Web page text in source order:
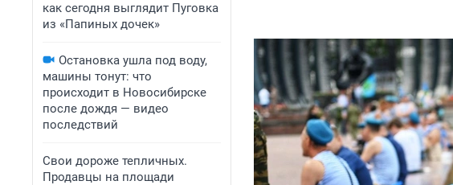
как сегодня выглядит Пуговка
из «Папиных дочек»
Остановка ушла под воду,
машины тонут: что
происходит в Новосибирске
после дождя — видео
последствий
Свои дороже тепличных.
Продавцы на площади